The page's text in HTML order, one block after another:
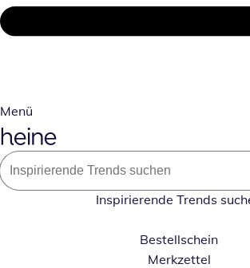
Menü
Inspirierende Trends
Bestellschein
Merkzettel